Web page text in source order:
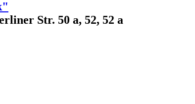
Str. 50 a, 52, 52 a